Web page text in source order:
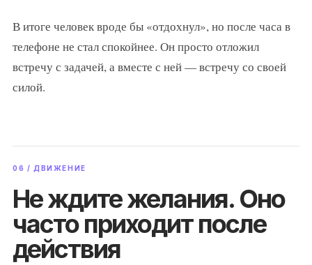
В итоге человек вроде бы «отдохнул», но после часа в
телефоне не стал спокойнее. Он просто отложил
встречу с задачей, а вместе с ней — встречу со своей
силой.
06 / ДВИЖЕНИЕ
Не ждите желания. Оно
часто приходит после
действия